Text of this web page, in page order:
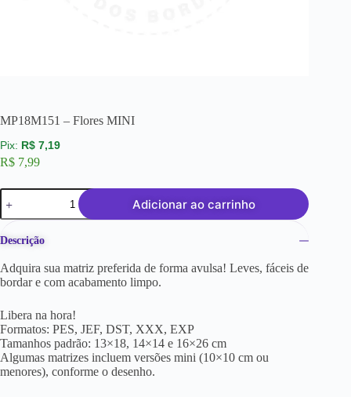
MP18M151 – Flores MINI
R$ 7,19
R$ 7,99
Adicionar ao carrinho
Descrição
Adquira sua matriz preferida de forma avulsa! Leves, fáceis de
bordar e com acabamento limpo.
Libera na hora!
Formatos: PES, JEF, DST, XXX, EXP
Tamanhos padrão: 13×18, 14×14 e 16×26 cm
Algumas matrizes incluem versões mini (10×10 cm ou
menores), conforme o desenho.